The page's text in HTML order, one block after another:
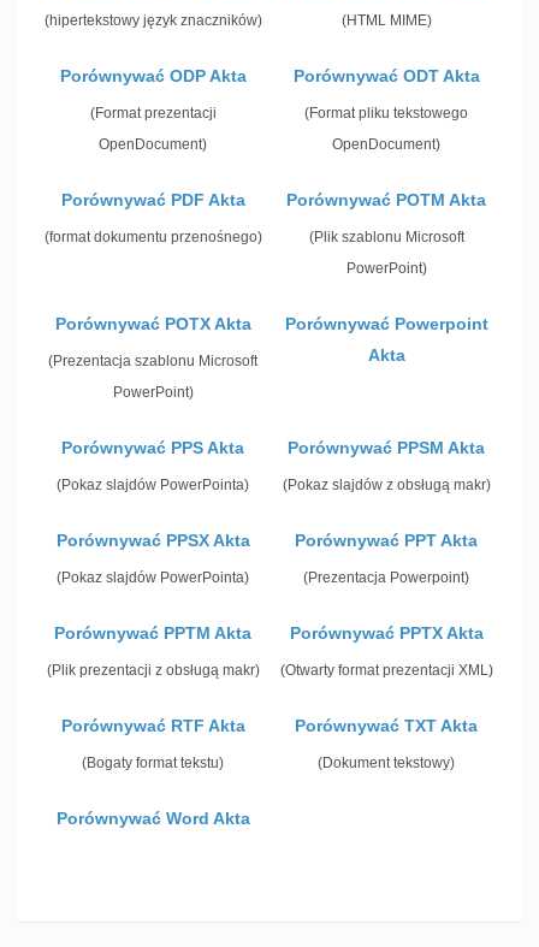
(hipertekstowy język znaczników) (HTML MIME)
Porównywać ODP Akta
(Format prezentacji
OpenDocument)
Porównywać ODT Akta
(Format pliku tekstowego
OpenDocument)
Porównywać PDF Akta
(format dokumentu przenośnego)
Porównywać POTM Akta
(Plik szablonu Microsoft
PowerPoint)
Porównywać POTX Akta
(Prezentacja szablonu Microsoft
PowerPoint)
Porównywać Powerpoint
Akta
Porównywać PPS Akta
(Pokaz slajdów PowerPointa)
Porównywać PPSM Akta
(Pokaz slajdów z obsługą makr)
Porównywać PPSX Akta
(Pokaz slajdów PowerPointa)
Porównywać PPT Akta
(Prezentacja Powerpoint)
Porównywać PPTM Akta
(Plik prezentacji z obsługą makr)
Porównywać PPTX Akta
(Otwarty format prezentacji XML)
Porównywać RTF Akta
(Bogaty format tekstu)
Porównywać TXT Akta
(Dokument tekstowy)
Porównywać Word Akta